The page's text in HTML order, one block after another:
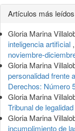
Detalles
del
artículo
Artículos más
Gloria Marina
inteligencia artificial ,
noviembre-
Gloria Marina
personalidad frente
Derechos: Número
Gloria Marina
Tribunal de legalidad
Gloria Marina
incumplimiento de